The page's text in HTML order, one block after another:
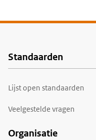
Voet
Standaarden
Lijst open standaarden
Veelgestelde vragen
Organisatie